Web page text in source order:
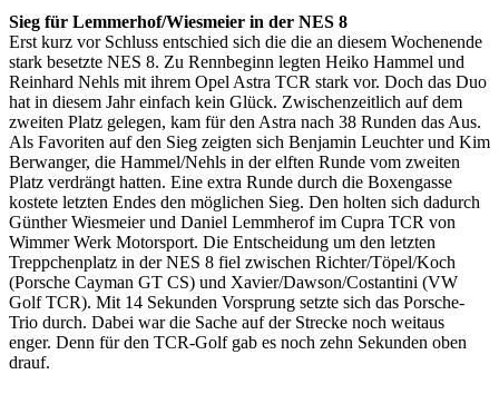
Sieg für Lemmerhof/Wiesmeier in der NES 8
Erst kurz vor Schluss entschied sich die die an diesem Wochenende
stark besetzte NES 8. Zu Rennbeginn legten Heiko Hammel und
Reinhard Nehls mit ihrem Opel Astra TCR stark vor. Doch das Duo
hat in diesem Jahr einfach kein Glück. Zwischenzeitlich auf dem
zweiten Platz gelegen, kam für den Astra nach 38 Runden das Aus.
Als Favoriten auf den Sieg zeigten sich Benjamin Leuchter und Kim
Berwanger, die Hammel/Nehls in der elften Runde vom zweiten
Platz verdrängt hatten. Eine extra Runde durch die Boxengasse
kostete letzten Endes den möglichen Sieg. Den holten sich dadurch
Günther Wiesmeier und Daniel Lemmherof im Cupra TCR von
Wimmer Werk Motorsport. Die Entscheidung um den letzten
Treppchenplatz in der NES 8 fiel zwischen Richter/Töpel/Koch
(Porsche Cayman GT CS) und Xavier/Dawson/Costantini (VW
Golf TCR). Mit 14 Sekunden Vorsprung setzte sich das Porsche-
Trio durch. Dabei war die Sache auf der Strecke noch weitaus
enger. Denn für den TCR-Golf gab es noch zehn Sekunden oben
drauf.